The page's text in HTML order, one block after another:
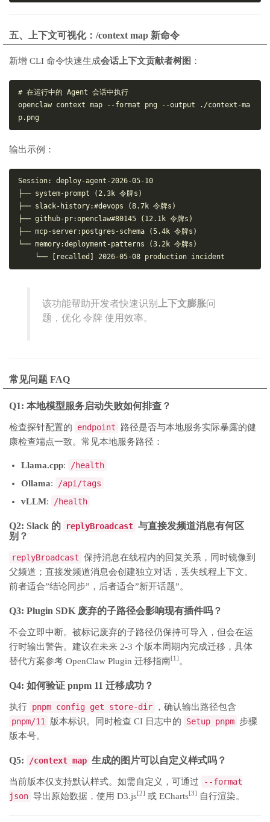
五、上下文可视化：/context map 新命令
新增 CLI 命令快速生成会话上下文贡献者树图 ：
# 在运行中的 Agent 会话中执行
openclaw context map --format png --output ./context-ma
p.png
输出示例：
Session: deploy-agent-2026-05-10
├── system-prompt (2.3k 令牌s)
├── slack-history:#devops (8.7k 令牌s)
├── github-pr:openclaw#80145 (12.1k 令牌s)
├── mcp-server:postgres-schema (5.4k 令牌s)
└── memory:deployment-patterns (3.2k 令牌s)
└── [recalled] 2026-05-08 production incident
该功能帮助开发者快速识别 上下文膨胀问
题，优化 令牌 使用效率。
常见问题 FAQ
Q1: 本地模型服务启动失败如何排查？
检查探针配置的 endpoint
路径是否与本地服务实际暴露的健
康检查端点一致。常见本地服务路径：
Llama.cpp:
/health
Ollama:
/api/tags
vLLM: /health
Q2: Slack 的 replyBroadcast 与直接发频道消息有何区
别？
replyBroadcast 保持消息在线程内的回复关系，同时镜像到
父频道；直接发频道消息会创建独立对话，丢失线程上下文。
前者适合”结论同步”，后者适合”新开话题”。
Q3: Plugin SDK 废弃的子路径会影响现有插件吗？
不会立即中断。被标记废弃的子路径仍保持可导入，但会在运
行时输出警告。建议在未来 2-3 个版本周期内完成迁移，具体
替代方案参考 OpenClaw Plugin 迁移指南[1] 。
Q4: 如何验证 pnpm 11 迁移成功？
执行 pnpm config get store-dir
，确认输出路径包含
pnpm/11
版本标识。同时检查 CI 日志中的 Setup pnpm 步骤
版本号。
Q5: /context map 生成的图片可以自定义样式吗？
当前版本仅支持默认样式。如需自定义，可通过
--format
json 导出原始数据，使用 D3.js[2] 或 ECharts[3] 自行渲染。